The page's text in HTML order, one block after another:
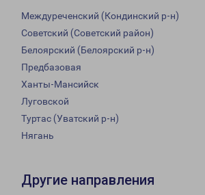
Междуреченский (Кондинский р-н)
Советский (Советский район)
Белоярский (Белоярский р-н)
Предбазовая
Ханты-Мансийск
Луговской
Туртас (Уватский р-н)
Нягань
Другие направления